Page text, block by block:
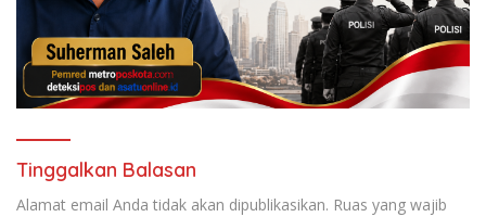
Tinggalkan Balasan
Alamat email Anda tidak akan dipublikasikan. Ruas yang wajib